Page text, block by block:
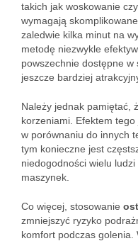
takich jak woskowanie
wymagają
zaledwie kilka minut na
metodę niezwykle
powszechnie dostępne
jeszcze bardziej
Należy jednak pamiętać,
korzeniami. Efektem tego
w porównaniu do innych
tym konieczne jest
niedogodności wielu
maszynek.
Co więcej, stosowanie
zmniejszyć ryzyko
komfort podczas golenia.